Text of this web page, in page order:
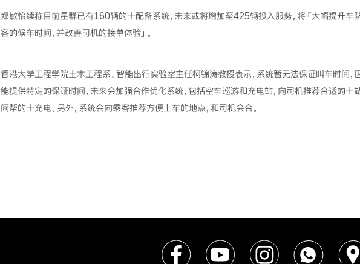
郑敏怡续称目前星群已有160辆的士配备系统，未来或将增加至425辆投入服务，将「大幅提升车
客的候车时间，并改善司机的接单体验」。
香港大学工程学院土木工程系、智能出行实验室主任柯锦涛教授表示，系统暂无法保证叫车时间，
能提供特定的保证时间，未来会加强合作优化系统，包括空车巡游和充电站，向司机推荐合适的士
间帮的士充电。另外，系统会向乘客推荐方便上车的地点，和司机会合。